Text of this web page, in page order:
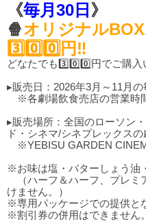
《毎月30日 》
🍿オリジナル
3️⃣0️⃣0️⃣円‼️
どなたでも3️⃣0️⃣0️⃣円でご購入
▸販売日：2026年3月～11月の
※各劇場飲食売店の営業時
▸販売場所：全国のローソン
ド・シネマ/シネプレックス
※YEBISU GARDEN
※お味は塩・バターしょう油
（ハーフ＆ハーフ、プレミ
けません。）
※専用パッケージでの提供と
※割引券の併用はできません。